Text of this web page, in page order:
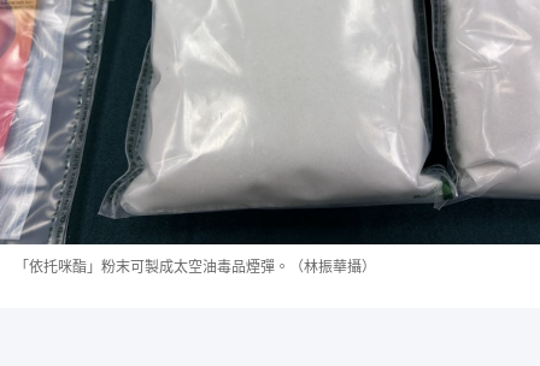
「依托咪酯」粉末可製成太空油毒品煙彈。（林振華攝）